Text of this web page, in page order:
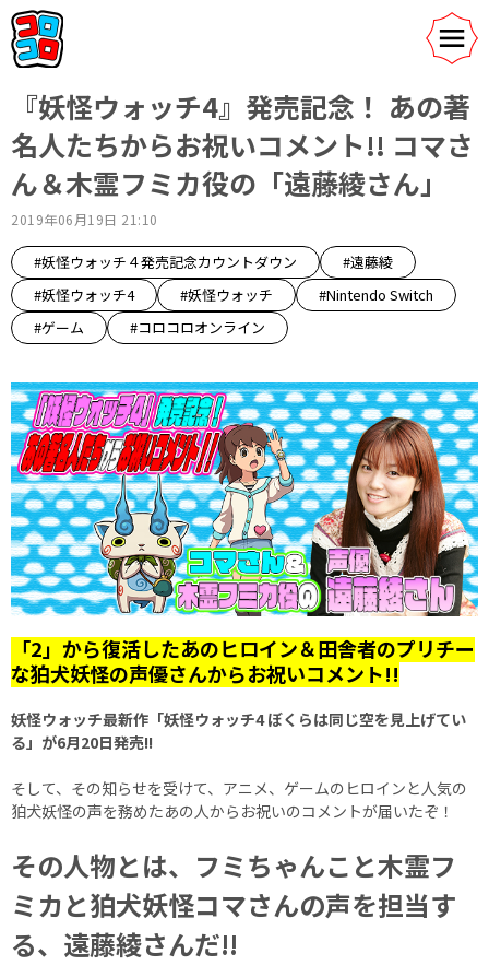
『妖怪ウォッチ4』発売記念！ あの著
名人たちからお祝いコメント!! コマさ
ん＆木霊フミカ役の「遠藤綾さん」
2019年06月19日 21:10
#妖怪ウォッチ４発売記念カウントダウン
#遠藤綾
#妖怪ウォッチ4
#妖怪ウォッチ
#Nintendo Switch
#ゲーム
#コロコロオンライン
「2」から復活したあのヒロイン＆田舎者のプリチー
な狛犬妖怪の声優さんからお祝いコメント!!
妖怪ウォッチ最新作「妖怪ウォッチ4 ぼくらは同じ空を見上げてい
る」が6月20日発売!!
そして、その知らせを受けて、アニメ、ゲームのヒロインと人気の
狛犬妖怪の声を務めたあの人からお祝いのコメントが届いたぞ！
その人物とは、フミちゃんこと木霊フ
ミカと狛犬妖怪コマさんの声を担当す
る、遠藤綾さんだ!!